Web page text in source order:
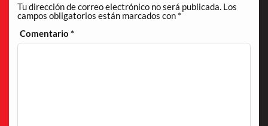
Tu dirección de correo electrónico no será publicada. Los
campos obligatorios están marcados con *
Comentario*